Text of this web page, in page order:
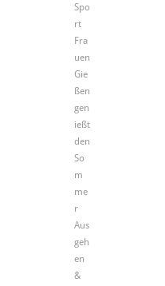
Spo
rt
Fra
uen
Gie
ßen
gen
ießt
den
So
m
me
r
Aus
geh
en
&